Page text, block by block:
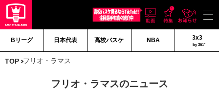
Bリーグ 日本代表 高校バスケ NBA 3x3
by 361°
TOP フリオ・ラマス
フリオ・ラマスのニュース